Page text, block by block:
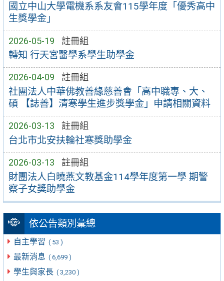
國立中山大學電機系系友會115學年度「優秀高中
生獎學金」
2026-05-19 註冊組
轉知 行天宮醫學系學生助學金
2026-04-09 註冊組
社團法人中華佛教善緣慈善會「高中職專、大、
碩 【誌善】清寒學生進步獎學金」申請相關資料
2026-03-13 註冊組
台北市北安扶輪社寒獎助學金
2026-03-13 註冊組
財團法人白曉燕文教基金114學年度第一學 期警
察子女獎助學金
依公告類別彙總
自主學習 ( 53 )
最新消息 ( 6,699 )
學生與家長 ( 3,230 )